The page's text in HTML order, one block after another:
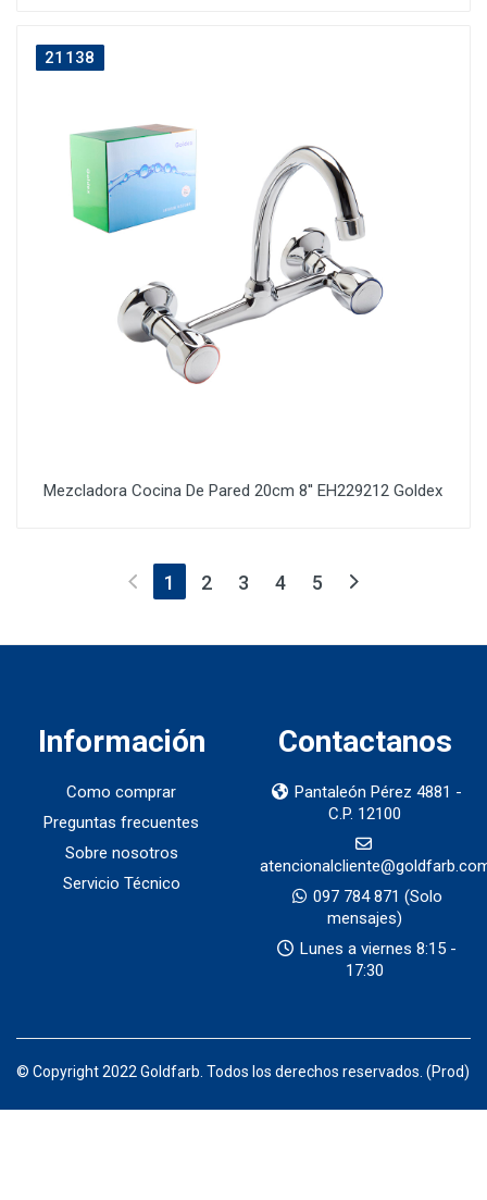
21138
Mezcladora Cocina De Pared 20cm 8'' EH229212 Goldex
1 (current)
2 3 4 5
Información
Como comprar
Preguntas frecuentes
Sobre nosotros
Servicio Técnico
Contactanos
Pantaleón Pérez 4881 -
C.P. 12100
097 784 871 (Solo
mensajes)
Lunes a viernes 8:15 -
17:30
© Copyright 2022 Goldfarb. Todos los derechos reservados. (Prod)